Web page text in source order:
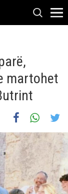
martohet